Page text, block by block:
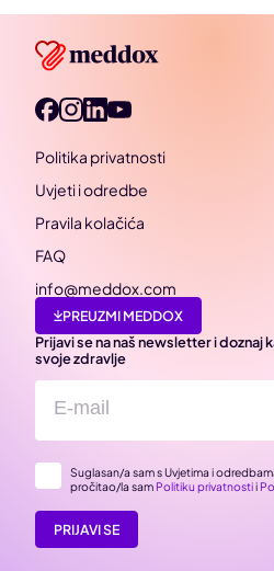
Politika privatnosti
Uvjeti i odredbe
Pravila kolačića
FAQ
info@meddox.com
PREUZMI MEDDOX
Prijavi se na naš newsletter i doznaj
svoje zdravlje
Suglasan/a sam s Uvjetima i
pročitao/la sam Politiku privatnostii
PRIJAVI SE